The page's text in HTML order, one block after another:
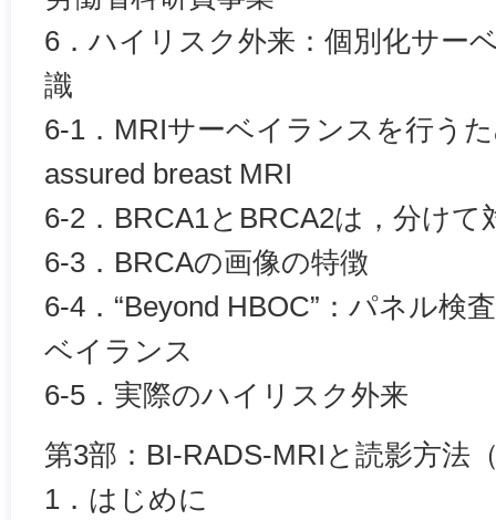
6．ハイリスク外来：個別化サー
識
6-1．MRIサーベイランスを行う
assured breast MRI
6-2．BRCA1とBRCA2は，分けて
6-3．BRCAの画像の特徴
6-4．“Beyond HBOC”：パネル検
ベイランス
6-5．実際のハイリスク外来
第3部：BI-RADS-MRIと読影方法
1．はじめに